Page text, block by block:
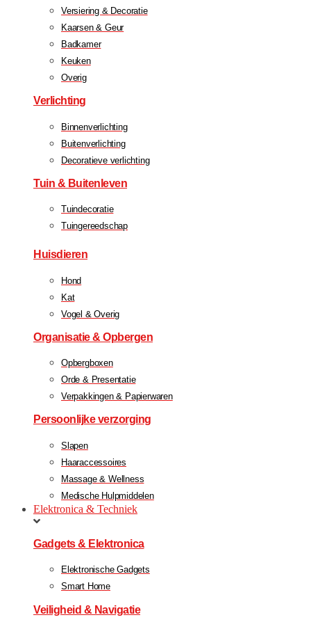
Versiering & Decoratie
Kaarsen & Geur
Badkamer
Keuken
Overig
Verlichting
Binnenverlichting
Buitenverlichting
Decoratieve verlichting
Tuin & Buitenleven
Tuindecoratie
Tuingereedschap
Huisdieren
Hond
Kat
Vogel & Overig
Organisatie & Opbergen
Opbergboxen
Orde & Presentatie
Verpakkingen & Papierwaren
Persoonlijke verzorging
Slapen
Haaraccessoires
Massage & Wellness
Medische Hulpmiddelen
Elektronica & Techniek
Gadgets & Elektronica
Elektronische Gadgets
Smart Home
Veiligheid & Navigatie